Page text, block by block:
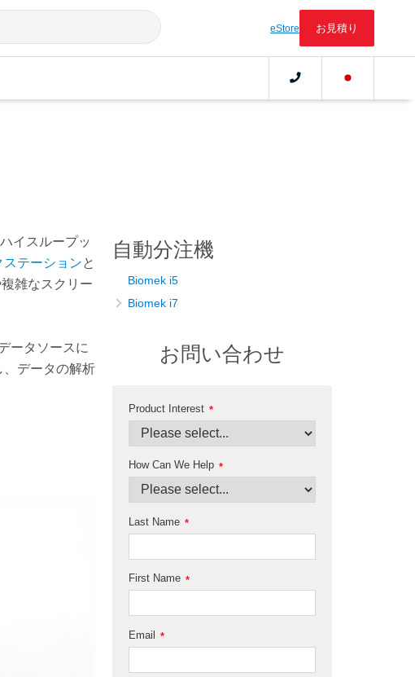
eStore お見積り
イスループッ
ステーションと
雑なスクリー
ータソースに
データの解析
自動分注機
Biomek i5
Biomek i7
お問い合わせ
*
Product Interest
*
How Can We Help
*
Last Name
*
First Name
*
Email